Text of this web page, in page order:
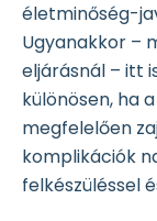
életminőség-
Ugyanakkor –
eljárásnál – itt
különösen, ha
megfelelően
komplikációk
felkészüléssel